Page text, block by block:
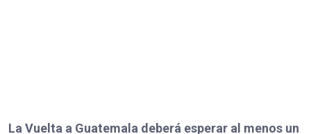
La Vuelta a Guatemala deberá esperar al menos un